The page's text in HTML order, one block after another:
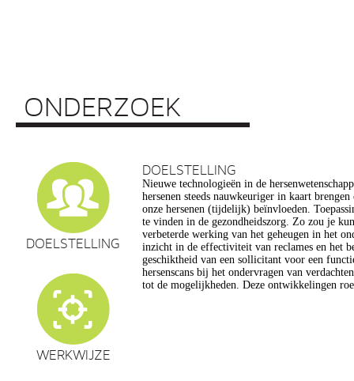
ONDERZOEK
DOELSTELLING
WERKWIJZE
DOELSTELLING
Nieuwe technologieën in de
hersenen steeds nauwkeuriger in kaart
onze hersenen (tijdelijk) beïnvloeden.
te vinden in de gezondheidszorg. Zo zou je
verbeterde werking van het geheugen in het
inzicht in de effectiviteit van reclames en het
geschiktheid van een sollicitant voor een
hersenscans bij het ondervragen van
tot de mogelijkheden. Deze ontwikkelingen
vragen op, onder meer op het gebied van de
privacy, gelijkheid, stigmatisering),
en veranderingen in ons normen en waarden
commerciële toepassing van een aantal van
een extra reden voor zorg. Het doel van dit
maatschappelijk verantwoorde ontwikkeling van
de hersenwetenschappen te realiseren,